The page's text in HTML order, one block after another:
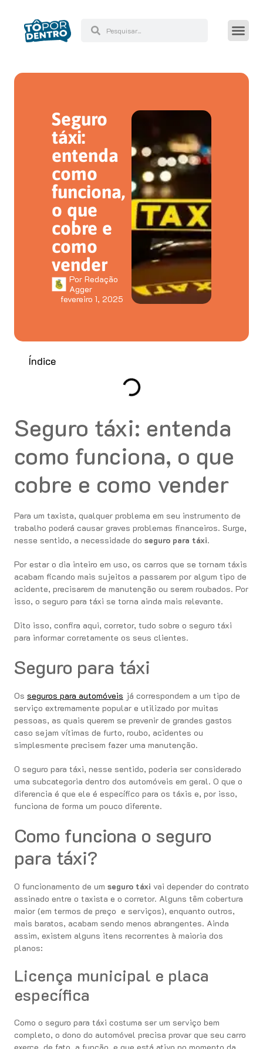
Seguro
táxi:
entenda
como
funciona,
o que
cobre e
como
vender
Por Redação
Agger
fevereiro 1, 2025
Índice
Seguro táxi: entenda
como funciona, o que
cobre e como vender
Para um taxista, qualquer problema em seu instrumento de
trabalho poderá causar graves problemas financeiros. Surge,
nesse sentido, a necessidade do seguro para táxi.
Por estar o dia inteiro em uso, os carros que se tornam táxis
acabam ficando mais sujeitos a passarem por algum tipo de
acidente, precisarem de manutenção ou serem roubados. Por
isso, o seguro para táxi se torna ainda mais relevante.
Dito isso, confira aqui, corretor, tudo sobre o seguro táxi
para informar corretamente os seus clientes.
Seguro para táxi
Os seguros para automóveis já correspondem a um tipo de
serviço extremamente popular e utilizado por muitas
pessoas, as quais querem se prevenir de grandes gastos
caso sejam vítimas de furto, roubo, acidentes ou
simplesmente precisem fazer uma manutenção.
O seguro para táxi, nesse sentido, poderia ser considerado
uma subcategoria dentro dos automóveis em geral. O que o
diferencia é que ele é específico para os táxis e, por isso,
funciona de forma um pouco diferente.
Como funciona o seguro
para táxi?
O funcionamento de um seguro táxi vai depender do contrato
assinado entre o taxista e o corretor. Alguns têm cobertura
maior (em termos de preço e serviços), enquanto outros,
mais baratos, acabam sendo menos abrangentes. Ainda
assim, existem alguns itens recorrentes à maioria dos
planos:
Licença municipal e placa
específica
Como o seguro para táxi costuma ser um serviço bem
completo, o dono do automóvel precisa provar que seu carro